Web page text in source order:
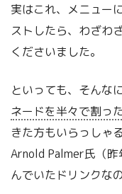
実はこれ、メニュー
ストしたら、わざわ
くださいました。
といっても、そんな
ネードを半々で割っ
きた方もいらっしゃ
Arnold Palmer氏（
んでいたドリンクな